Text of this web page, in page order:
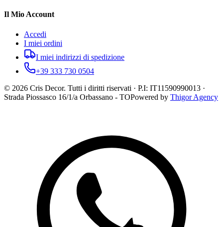
Il Mio Account
Accedi
I miei ordini
I miei indirizzi di spedizione
+39 333 730 0504
© 2026 Cris Decor. Tutti i diritti riservati · P.I: IT11590990013 ·
Strada Piossasco 16/1/a Orbassano - TOPowered by Thigor Agency